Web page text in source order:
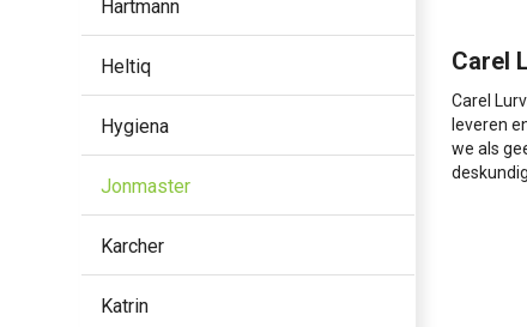
Hartmann
Heltiq
Hygiena
Jonmaster
Karcher
Katrin
Carel
Carel
leveren
we als